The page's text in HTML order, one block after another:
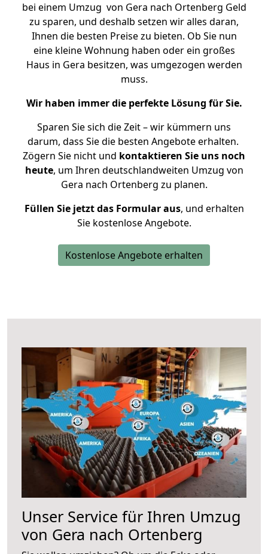
bei einem Umzug von Gera nach Ortenberg Geld
zu sparen, und deshalb setzen wir alles daran,
Ihnen die besten Preise zu bieten. Ob Sie nun
eine kleine Wohnung haben oder ein großes
Haus in Gera besitzen, was umgezogen werden
muss.
Wir haben immer die perfekte Lösung für Sie.
Sparen Sie sich die Zeit – wir kümmern uns
darum, dass Sie die besten Angebote erhalten.
Zögern Sie nicht und kontaktieren Sie uns noch
heute, um Ihren deutschlandweiten Umzug von
Gera nach Ortenberg zu planen.
Füllen Sie jetzt das Formular aus, und erhalten
Sie kostenlose Angebote.
Kostenlose Angebote erhalten
Unser Service für Ihren Umzug
von Gera nach Ortenberg